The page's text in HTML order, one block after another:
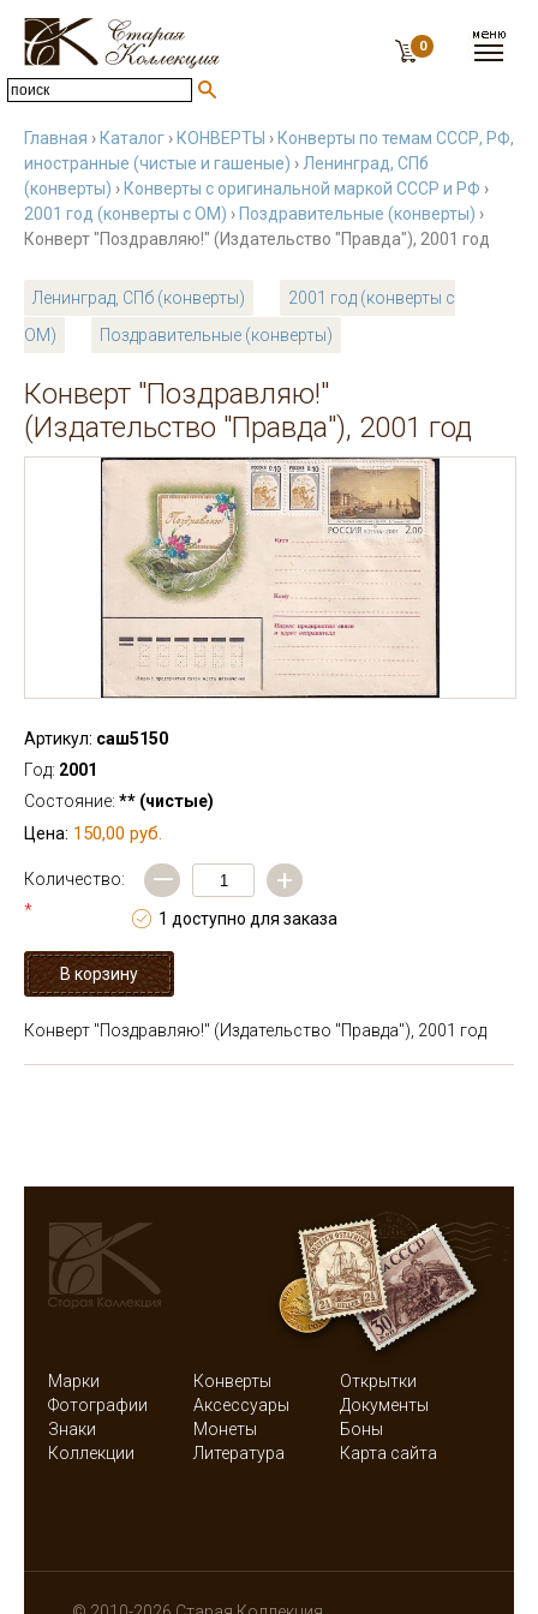
0
Главная › Каталог › КОНВЕРТЫ › Конверты по темам СССР, РФ,
иностранные (чистые и гашеные) › Ленинград, СПб
(конверты) › Конверты с оригинальной маркой СССР и РФ ›
2001 год (конверты с ОМ) › Поздравительные (конверты) ›
Конверт "Поздравляю!" (Издательство "Правда"), 2001 год
Ленинград, СПб (конверты)
2001 год (конверты с
ОМ)
Поздравительные (конверты)
Конверт "Поздравляю!"
(Издательство "Правда"), 2001 год
Артикул: саш5150
Год: 2001
Состояние: ** (чистые)
Цена: 150,00 руб.
Количество:
*
— +
1 доступно для заказа
Конверт "Поздравляю!" (Издательство "Правда"), 2001 год
Марки Конверты
Открытки
Фотографии
Аксессуары
Документы
Знаки
Монеты
Боны
Коллекции
Литература Карта сайта